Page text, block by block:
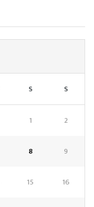
S S
1 2
8 9
15 16